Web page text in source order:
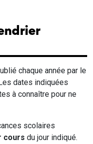
chaque année par le
dates indiquées
à connaître pour ne
scolaires
cours du jour indiqué.